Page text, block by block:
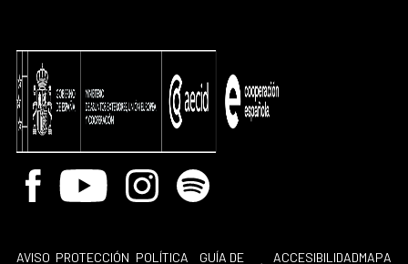
Facebook
Youtube InstagramSpotify
AVISO PROTECCIÓN POLÍTICA
GUÍA DE
ACCESIBILIDADMAPA